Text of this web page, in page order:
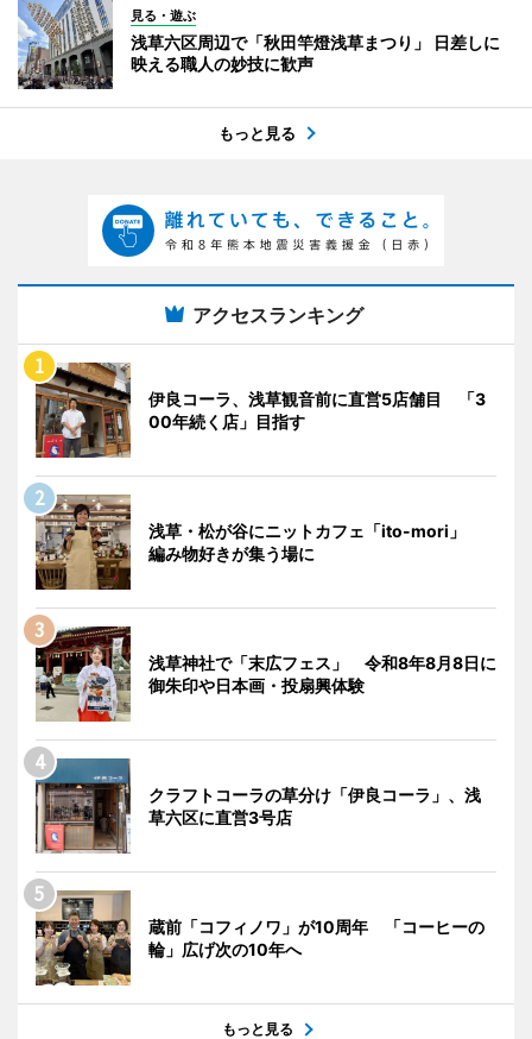
見る・遊ぶ
浅草六区周辺で「秋田竿燈浅草まつり」 日差しに
映える職人の妙技に歓声
もっと見る
アクセスランキング
伊良コーラ、浅草観音前に直営5店舗目 「3
00年続く店」目指す
浅草・松が谷にニットカフェ「ito-mori」
編み物好きが集う場に
浅草神社で「末広フェス」 令和8年8月8日に
御朱印や日本画・投扇興体験
クラフトコーラの草分け「伊良コーラ」、浅
草六区に直営3号店
蔵前「コフィノワ」が10周年 「コーヒーの
輪」広げ次の10年へ
もっと見る